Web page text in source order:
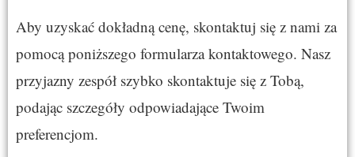
Aby uzyskać dokładną cenę, skontaktuj się z nami za
pomocą poniższego formularza kontaktowego. Nasz
przyjazny zespół szybko skontaktuje się z Tobą,
podając szczegóły odpowiadające Twoim
preferencjom.